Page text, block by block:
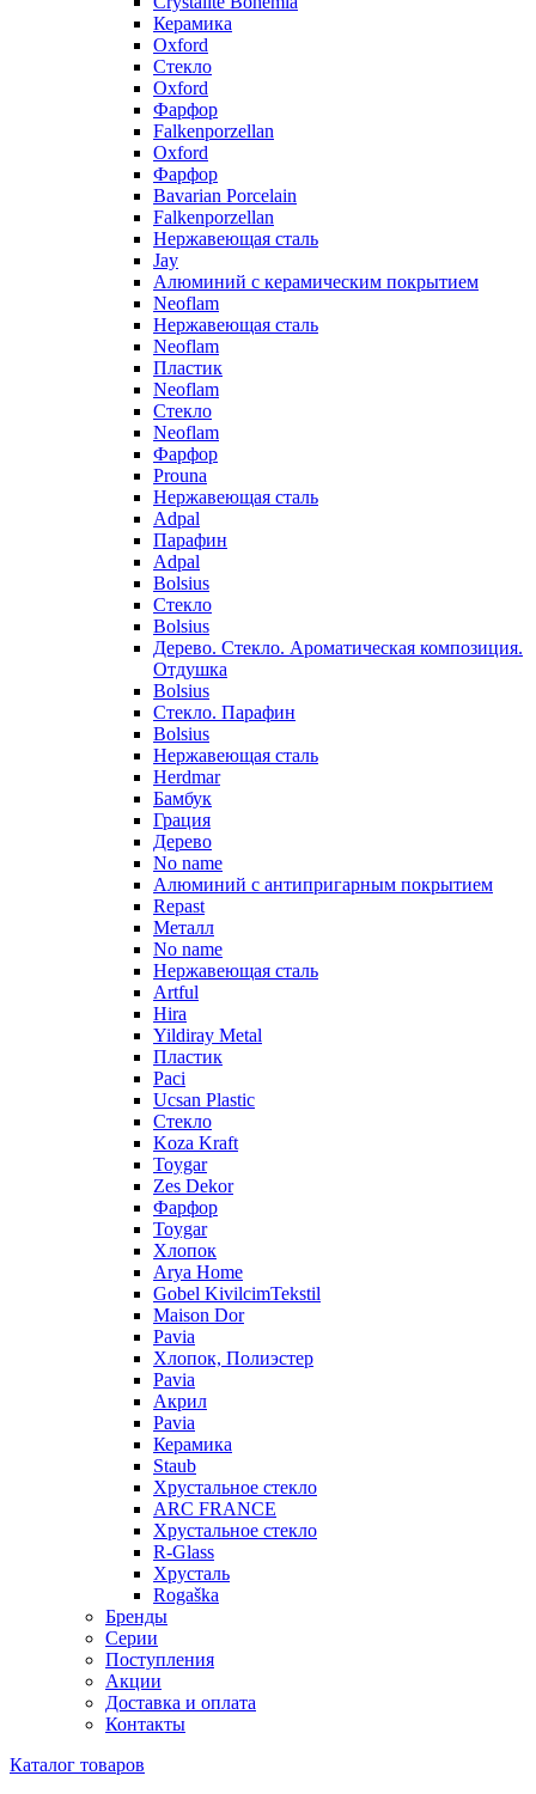
Керамика
Oxford
Стекло
Oxford
Фарфор
Falkenporzellan
Oxford
Фарфор
Bavarian Porcelain
Falkenporzellan
Нержавеющая сталь
Jay
Алюминий с керамическим покрытием
Neoflam
Нержавеющая сталь
Neoflam
Пластик
Neoflam
Стекло
Neoflam
Фарфор
Prouna
Нержавеющая сталь
Adpal
Парафин
Adpal
Bolsius
Стекло
Bolsius
Дерево. Стекло. Ароматическая композиция.
Отдушка
Bolsius
Стекло. Парафин
Bolsius
Нержавеющая сталь
Herdmar
Бамбук
Грация
Дерево
No name
Алюминий с антипригарным покрытием
Repast
Металл
No name
Нержавеющая сталь
Artful
Hira
Yildiray Metal
Пластик
Paci
Ucsan Plastic
Стекло
Koza Kraft
Toygar
Zes Dekor
Фарфор
Toygar
Хлопок
Arya Home
Gobel KivilcimTekstil
Maison Dor
Pavia
Хлопок, Полиэстер
Pavia
Акрил
Pavia
Керамика
Staub
Хрустальное стекло
ARC FRANCE
Хрустальное стекло
R-Glass
Хрусталь
Rogaška
Бренды
Серии
Поступления
Акции
Доставка и оплата
Контакты
Каталог товаров